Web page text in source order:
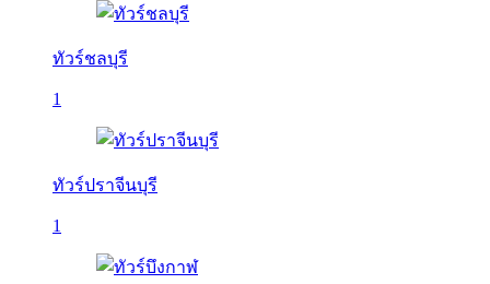
ทัวร์ชลบุรี
1
ทัวร์ปราจีนบุรี
1